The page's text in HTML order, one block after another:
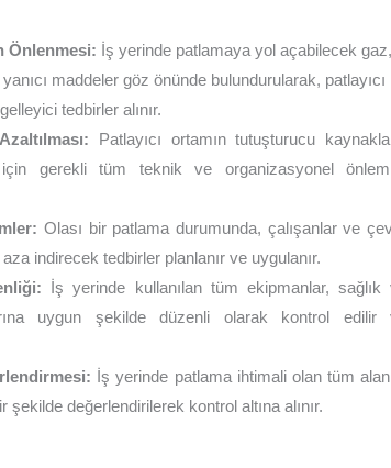
Önlenmesi: İş yerinde patlamaya yol açabilecek gaz,
maddeler göz önünde bulundurularak, patlayıcı
tedbirler alınır.
Patlayıcı ortamın tutuşturucu
için gerekli tüm teknik ve organizasyonel
Olası bir patlama durumunda, çalışanlar ve
indirecek tedbirler planlanır ve uygulanır.
İş yerinde kullanılan tüm ekipmanlar, sağlık
uygun şekilde düzenli olarak kontrol edilir
İş yerinde patlama ihtimali olan tüm
şekilde değerlendirilerek kontrol altına alınır.